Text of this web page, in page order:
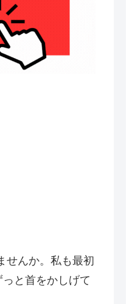
せんか。私も最初
と首をかしげて